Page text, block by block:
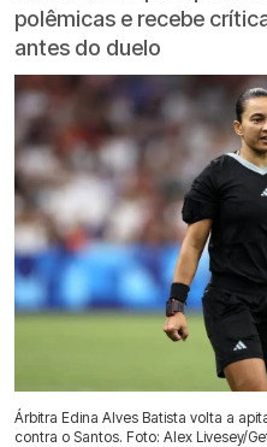
polêmicas e recebe
antes do duelo
Árbitra Edina Alves Batista volta a
contra o Santos. Foto: Alex Livesey/